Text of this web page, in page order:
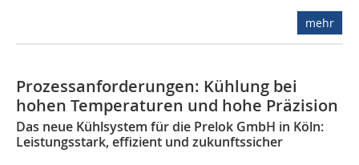
mehr
Prozessanforderungen: Kühlung bei
hohen Temperaturen und hohe Präzision
Das neue Kühlsystem für die Prelok GmbH in Köln:
Leistungsstark, effizient und zukunftssicher